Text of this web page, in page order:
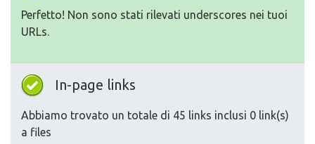
Perfetto! Non sono stati rilevati underscores nei tuoi
URLs.
In-page links
Abbiamo trovato un totale di 45 links inclusi 0 link(s)
a files